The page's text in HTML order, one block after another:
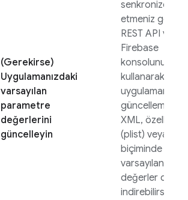
(Gerekirse)
Uygulamanızdaki
varsayılan
parametre
değerlerini
güncelleyin
senkronize
etmeniz
REST API ve
Firebase
konsolunu
kullanarak
uygulamanızı
güncellemek
XML, özellik
(plist) veya
biçiminde bir
varsayılan
değerler
indirebilirsiniz.